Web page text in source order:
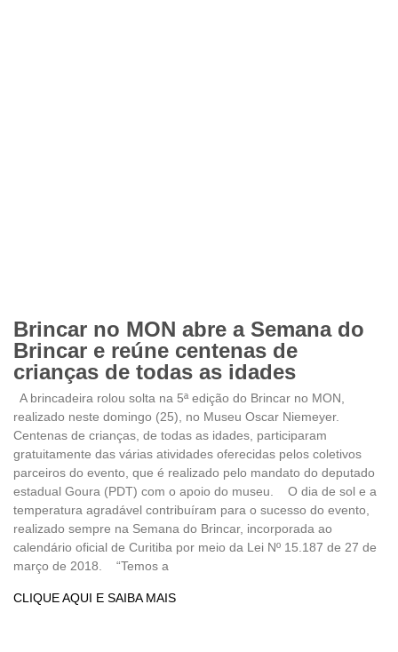
Brincar no MON abre a Semana do
Brincar e reúne centenas de
crianças de todas as idades
A brincadeira rolou solta na 5ª edição do Brincar no MON,
realizado neste domingo (25), no Museu Oscar Niemeyer.
Centenas de crianças, de todas as idades, participaram
gratuitamente das várias atividades oferecidas pelos coletivos
parceiros do evento, que é realizado pelo mandato do deputado
estadual Goura (PDT) com o apoio do museu. O dia de sol e a
temperatura agradável contribuíram para o sucesso do evento,
realizado sempre na Semana do Brincar, incorporada ao
calendário oficial de Curitiba por meio da Lei Nº 15.187 de 27 de
março de 2018. “Temos a
CLIQUE AQUI E SAIBA MAIS